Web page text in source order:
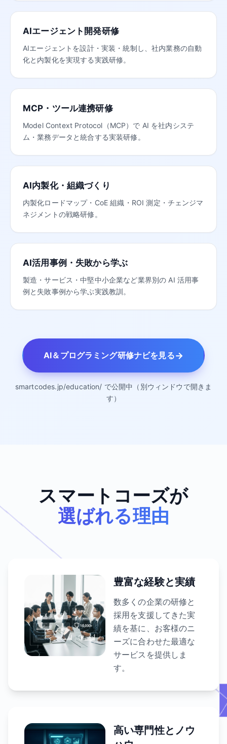
AIエージェント開発研修
AIエージェントを設計・実装・統制し、社内業務の自動
化と内製化を実現する実践研修。
MCP・ツール連携研修
Model Context Protocol（MCP）で AI を社内システ
ム・業務データと統合する実装研修。
AI内製化・組織づくり
内製化ロードマップ・CoE 組織・ROI 測定・チェンジマ
ネジメントの戦略研修。
AI活用事例・失敗から学ぶ
製造・サービス・中堅中小企業など業界別の AI 活用事
例と失敗事例から学ぶ実践教訓。
AI＆プログラミング研修ナビを見る→
smartcodes.jp/education/ で公開中（別ウィンドウで開きま
す）
スマートコーズが
選ばれる理由
豊富な経験と実績
数多くの企業の研修と
採用を支援してきた実
績を基に、お客様のニ
ーズに合わせた最適な
サービスを提供しま
す。
高い専門性とノウ